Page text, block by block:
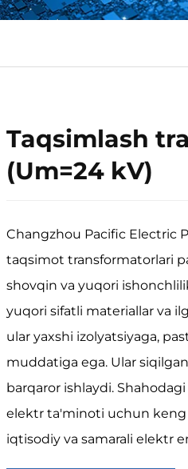
Taqsimlash
(Um=24 kV)
Changzhou Pacific Electric
taqsimot transformatorlari
shovqin va yuqori
yuqori sifatli materiallar va
ular yaxshi izolyatsiyaga,
muddatiga ega. Ular
barqaror ishlaydi.
elektr ta'minoti uchun keng
iqtisodiy va samarali elektr